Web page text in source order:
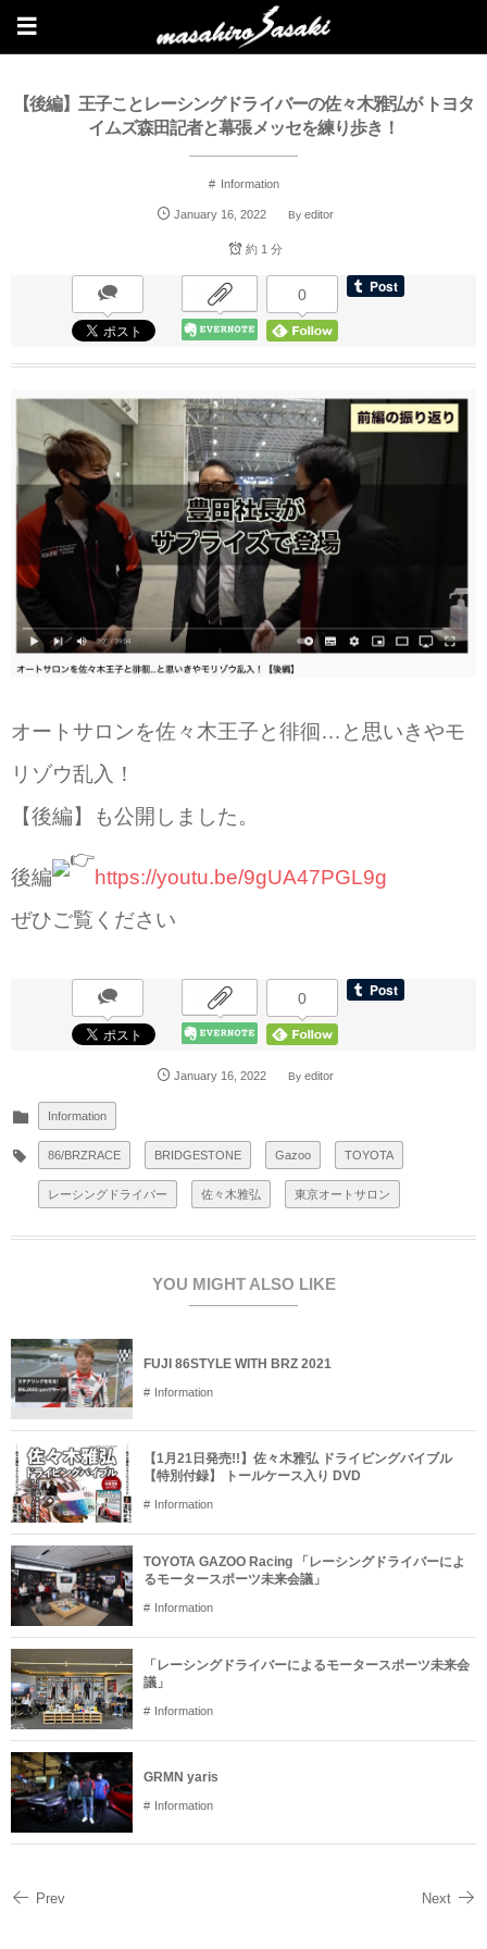
【後編】王子ことレーシングドライバーの佐々木雅弘が トヨタ
イムズ森田記者と幕張メッセを練り歩き！
Information
January 16, 2022 By editor
約 1 分
0
オートサロンを佐々木王子と徘徊…と思いきやモ
リゾウ乱入！
【後編】も公開しました。
後編
https://youtu.be/9gUA47PGL9g
ぜひご覧ください
0
January 16, 2022 By editor
Information
86/BRZRACE BRIDGESTONE Gazoo TOYOTA
レーシングドライバー 佐々木雅弘 東京オートサロン
YOU MIGHT ALSO LIKE
FUJI 86STYLE WITH BRZ 2021
Information
【1月21日発売!!】佐々木雅弘 ドライビングバイブル
【特別付録】 トールケース入り DVD
Information
TOYOTA GAZOO Racing 「レーシングドライバーによ
るモータースポーツ未来会議」
Information
「レーシングドライバーによるモータースポーツ未来会
議」
Information
GRMN yaris
Information
Prev Next